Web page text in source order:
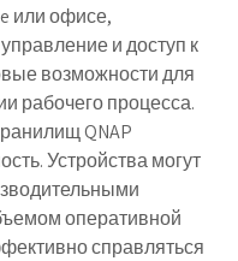
или офисе,
и доступ к
возможности для
рабочего процесса.
QNAP
Устройства могут
оперативной
справляться